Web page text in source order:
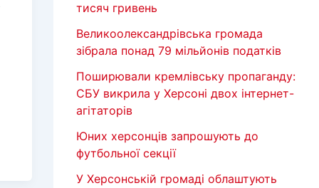
тисяч гривень
Великоолександрівська громада
зібрала понад 79 мільйонів податків
Поширювали кремлівську пропаганду:
СБУ викрила у Херсоні двох інтернет-
агітаторів
Юних херсонців запрошують до
футбольної секції
У Херсонській громаді облаштують